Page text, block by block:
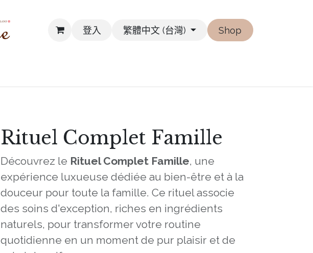
登入 繁體中文 (台灣) Shop
Rituel Complet Famille
Découvrez le Rituel Complet Famille, une
expérience luxueuse dédiée au bien-être et à la
douceur pour toute la famille. Ce rituel associe
des soins d'exception, riches en ingrédients
naturels, pour transformer votre routine
quotidienne en un moment de pur plaisir et de